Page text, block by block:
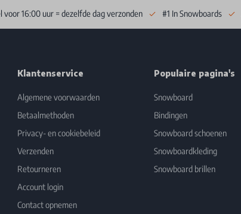
voor 16:00 uur = dezelfde dag verzonden #1 In Snowboards
Klantenservice
Algemene voorwaarden
Betaalmethoden
Privacy- en cookiebeleid
Verzenden
Retourneren
Account login
Contact opnemen
Populaire pagina's
Snowboard
Bindingen
Snowboard schoenen
Snowboardkleding
Snowboard brillen